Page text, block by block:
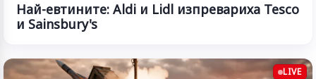
Най-евтините: Aldi и Lidl изпревариха Tesco
и Sainsbury's
LIVE